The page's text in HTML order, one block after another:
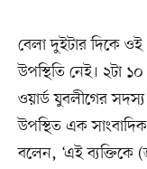
বেলা দুইটার দিকে ওই
উপস্থিতি নেই। ২টা
ওয়ার্ড যুবলীগের
উপস্থিত এক সাংবাদিক
বলেন, ‘এই